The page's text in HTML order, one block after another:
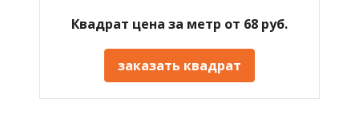
Квадрат цена за метр от 68 руб.
заказать квадрат